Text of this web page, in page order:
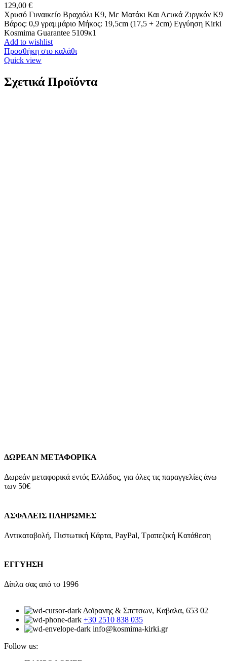
129,00 €
Χρυσό Γυναικείο Βραχιόλι Κ9, Με Ματάκι Και Λευκά Ζιργκόν Κ9
Βάρος: 0,9 γραμμάριο Μήκος: 19,5cm (17,5 + 2cm) Εγγύηση Kirki
Kosmima Guarantee 5109κ1
Add to wishlist
Προσθήκη στο καλάθι
Quick view
Σχετικά Προϊόντα
ΔΩΡΕΑΝ ΜΕΤΑΦΟΡΙΚΑ
Δωρεάν μεταφορικά εντός Ελλάδος, για όλες τις παραγγελίες άνω
των 50€
ΑΣΦΑΛΕΙΣ ΠΛΗΡΩΜΕΣ
Αντικαταβολή, Πιστωτική Κάρτα, PayPal, Τραπεζική Kατάθεση
ΕΓΓΥΗΣΗ
Δίπλα σας από το 1996
Δοϊρανης & Σπετσων, Καβαλα, 653 02
+30 2510 838 035
info@kosmima-kirki.gr
Follow us: